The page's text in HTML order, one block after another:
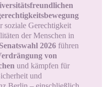
soziale Gerechtigkeit
der Menschen in
2026 führen
von
und kämpfen für
und